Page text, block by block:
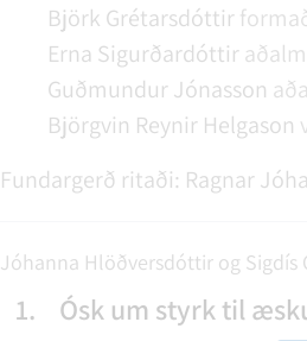
Björk Grétarsdóttir
Erna Sigurðardóttir
Guðmundur Jónasson
Björgvin Reynir Helgason
Fundargerð ritaði: Ragnar
Jóhanna Hlöðversdóttir og
1. Ósk um styrk til